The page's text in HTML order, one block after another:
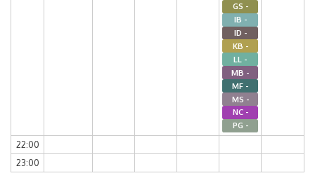
GS -
IB -
ID -
KB -
LL -
MB -
MF -
MS -
NC -
PG -
22:00
23:00